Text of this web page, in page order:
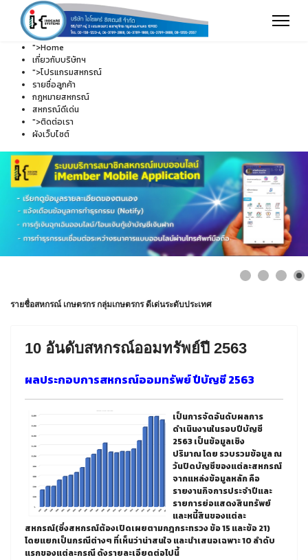
">Home
เกี่ยวกับบริษัทฯ
">โปรแกรมสหกรณ์
รายชื่อลูกค้า
กฎหมายสหกรณ์
สหกรณ์ดีเด่น
">ติดต่อเรา
ผังเว็บไซต์
รายชื่อสหกรณ์ เกษตรกร กลุ่มเกษตรกร ดีเด่นระดับประเทศ
10 อันดับสหกรณ์ออมทรัพย์ปี 2563
ผลประกอบการสหกรณ์ออมทรัพย์ ปีบัญชี 2563
เป็นการจัดอันดับผลการ
ดำเนินงานในรอบปีบัญชี
2563 เป็นข้อมูลเชิง
ปริมาณโดย รวบรวมข้อมูล ณ
วันปิดบัญชีของแต่ละสหกรณ์
จากแหล่งข้อมูลหลัก คือ
รายงานกิจการประจำปีและ
รายการย่อแสดงสินทรัพย์
และหนี้สินของแต่ละ
สหกรณ์(ซึ่งสหกรณ์ต้องเปิดเผยตามกฎกระทรวง ข้อ 15 และข้อ 21)
โดยแยกเป็นกรณีต่างๆ ที่เห็นว่าน่าสนใจ และนำเสนอเฉพาะ10 ลำดับ
แรกของแต่ละกรณี ดังรายละเอียดต่อไปนี้